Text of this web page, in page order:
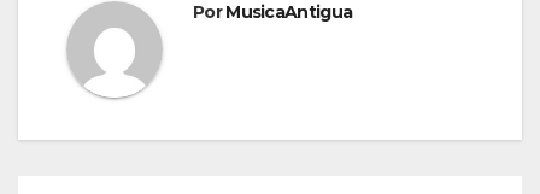
PorMusicaAntigua